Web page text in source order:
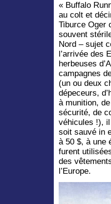
« Buffalo
au colt et
Tiburce Oger
souvent
Nord – sujet
l’arrivée des
herbeuses
campagnes
(un ou deux
dépeceurs,
à munition,
sécurité, de
véhicules !), il
soit sauvé in
à 50 $, à une
furent
des
l’Europe.